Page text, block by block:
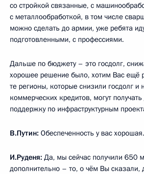
со стройкой связанные, с
с металлообработкой, в том числе
можно сделать до армии, уже ребята
подготовленными, с профессиями.
Дальше по бюджету – это госдолг,
хорошее решение было, хотим Вас ещё
те регионы, которые снизили госдолг и
коммерческих кредитов, могут
поддержку по инфраструктурным
В.Путин: Обеспеченность у вас хорошая.
И.Руденя: Да, мы сейчас получили 650
дополнительно – то, о чём Вы сказали,